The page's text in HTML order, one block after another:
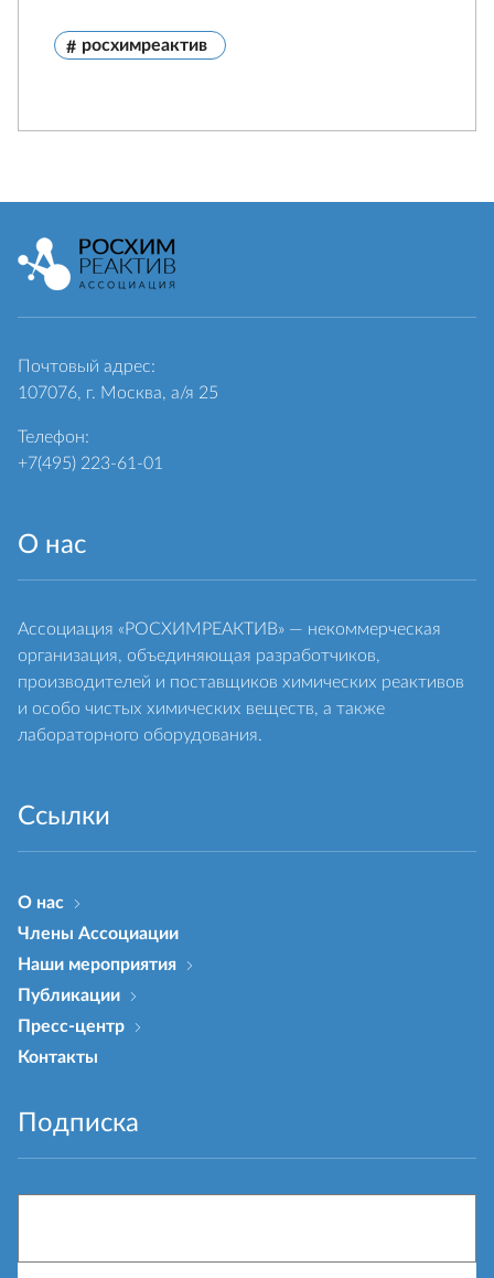
росхимреактив
Почтовый адрес:
107076, г. Москва, а/я 25
Телефон:
+7(495) 223-61-01
О нас
Ассоциация «РОСХИМРЕАКТИВ» — некоммерческая
организация, объединяющая разработчиков,
производителей и поставщиков химических реактивов
и особо чистых химических веществ, а также
лабораторного оборудования.
Ссылки
О нас
Члены Ассоциации
Наши мероприятия
Публикации
Пресс-центр
Контакты
Подписка